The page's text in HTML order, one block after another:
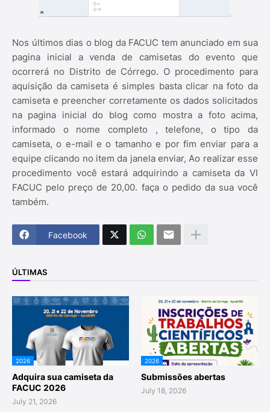
Nos últimos dias o blog da FACUC tem anunciado em sua
pagina inicial a venda de camisetas do evento que
ocorrerá no Distrito de Córrego. O procedimento para
aquisição da camiseta é simples basta clicar na foto da
camiseta e preencher corretamente os dados solicitados
na pagina inicial do blog como mostra a foto acima,
informado o nome completo , telefone, o tipo da
camiseta, o e-mail e o tamanho e por fim enviar para a
equipe clicando no item da janela enviar, Ao realizar esse
procedimento você estará adquirindo a camiseta da VI
FACUC pelo preço de 20,00. faça o pedido da sua você
também.
Facebook
ÚLTIMAS
2026
Adquira sua camiseta da
FACUC 2026
July 21, 2026
2026
Submissões abertas
July 18, 2026